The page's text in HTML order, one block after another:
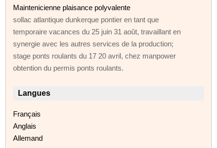
Maintenicienne plaisance polyvalente
sollac atlantique dunkerque pontier en tant que
temporaire vacances du 25 juin 31 août, travaillant en
synergie avec les autres services de la production;
stage ponts roulants du 17 20 avril, chez manpower
obtention du permis ponts roulants.
Langues
Français
Anglais
Allemand